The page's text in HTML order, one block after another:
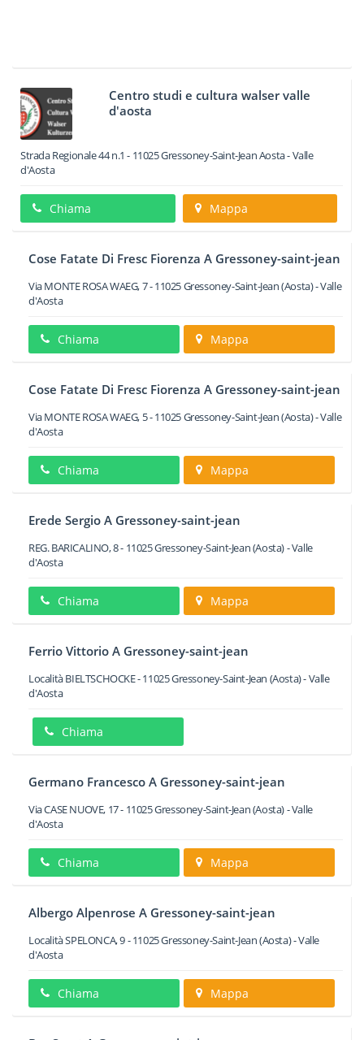
Centro studi e cultura walser valle
d'aosta
Strada Regionale 44 n.1 - 11025Gressoney-Saint-JeanAosta -Valle
d'Aosta
Chiama Mappa
Cose Fatate Di Fresc Fiorenza A Gressoney-saint-jean
Via MONTE ROSA WAEG, 7-11025Gressoney-Saint-Jean(Aosta) -Valle
d'Aosta
Chiama Mappa
Cose Fatate Di Fresc Fiorenza A Gressoney-saint-jean
Via MONTE ROSA WAEG, 5-11025Gressoney-Saint-Jean(Aosta) -Valle
d'Aosta
Chiama Mappa
Erede Sergio A Gressoney-saint-jean
REG. BARICALINO, 8- 11025Gressoney-Saint-Jean(Aosta) -Valle
d'Aosta
Chiama Mappa
Ferrio Vittorio A Gressoney-saint-jean
Località BIELTSCHOCKE-11025Gressoney-Saint-Jean (Aosta) -Valle
d'Aosta
Chiama
Germano Francesco A Gressoney-saint-jean
Via CASE NUOVE, 17- 11025Gressoney-Saint-Jean(Aosta) -Valle
d'Aosta
Chiama Mappa
Albergo Alpenrose A Gressoney-saint-jean
Località SPELONCA, 9-11025Gressoney-Saint-Jean(Aosta) -Valle
d'Aosta
Chiama Mappa